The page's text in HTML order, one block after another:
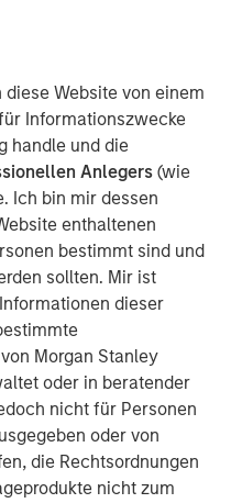
Website von einem
Informationszwecke
handle und die
Anlegers(wie
Ich bin mir dessen
enthaltenen
bestimmt sind und
sollten. Mir ist
dieser
Morgan Stanley
oder in beratender
nicht für Personen
oder von
die Rechtsordnungen
nicht zum
rate volatility became
and risk sentiment
Fixed Income Bulletin
are positioned amid
we consider the best
the expertise of our
based, rigorous and
superior and
Fund